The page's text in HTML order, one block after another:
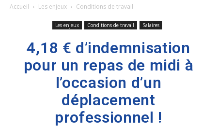
Accueil Les enjeux Conditions de travail
Les enjeux Conditions de travail Salaires
4,18 € d’indemnisation
pour un repas de midi à
l’occasion d’un
déplacement
professionnel !